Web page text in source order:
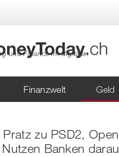
und Finance im digitalen
Finanzwelt Geld
zu PSD2,
Banken